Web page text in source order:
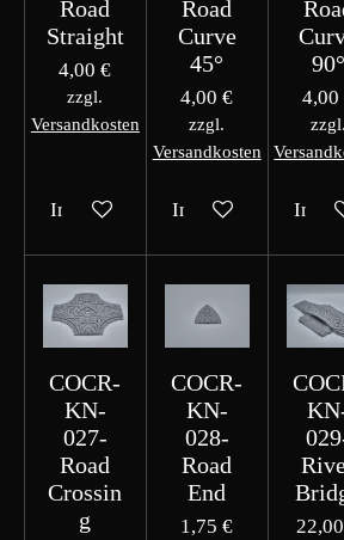
Road
Straight
4,00 €
zzgl.
Versandkosten
In den Warenkorb
Road
Curve
45°
4,00 €
zzgl.
Versandkosten
In den Warenkorb
90°
4,00
zzgl.
In
COCR-
KN-
027-
Road
Crossin
g
COCR-
KN-
028-
Road
End
1,75 €